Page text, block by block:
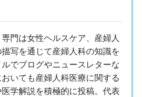
門は女性ヘルスケア、産婦人
写を通じて産婦人科の知識を
でブログやニュースレターな
いても産婦人科医療に関する
学解説を積極的に投稿。代表